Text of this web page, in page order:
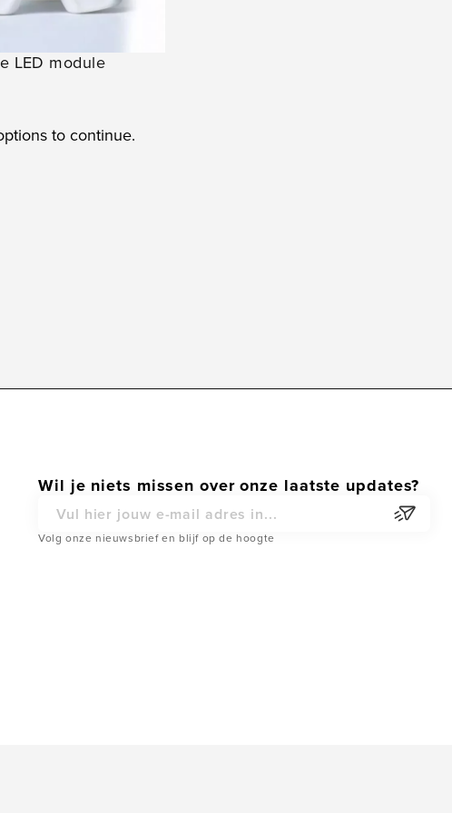
LED module
to continue.
Wil je niets missen over onze laatste updates?
E-mail adres
Volg onze nieuwsbrief en blijf op de hoogte